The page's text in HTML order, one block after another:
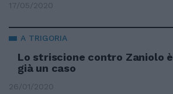
17/05/2020
A TRIGORIA
Lo striscione contro Zaniolo è
già un caso
26/01/2020